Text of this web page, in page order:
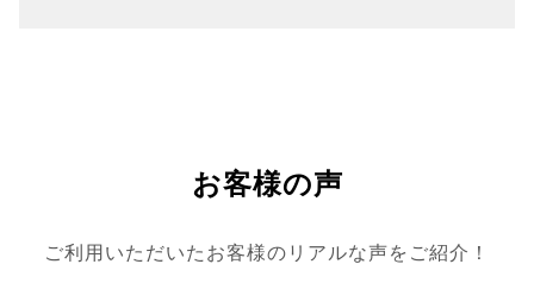
お客様の声
ご利用いただいたお客様のリアルな声をご紹介！